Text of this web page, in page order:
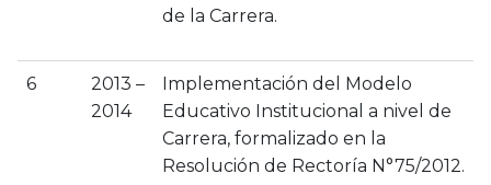
de la Carrera.
6
2013 –
2014
Implementación del Modelo
Educativo Institucional a nivel de
Carrera, formalizado en la
Resolución de Rectoría N°75/2012.